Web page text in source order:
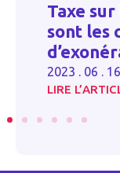
Taxe sur
sont les
2023 . 06 . 16
LIRE L’ARTICLE